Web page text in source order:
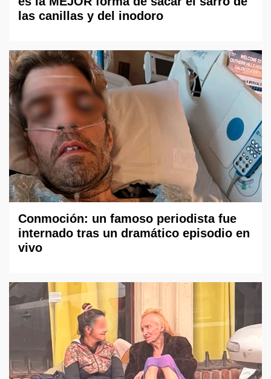
las canillas y del inodoro
Conmoción: un famoso periodista fue
internado tras un dramático episodio en
vivo